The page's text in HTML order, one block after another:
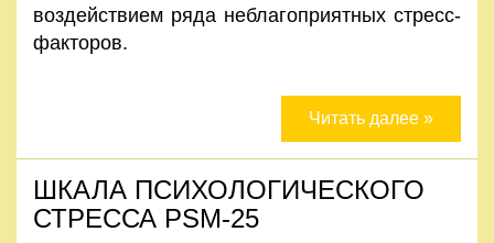
воздействием ряда неблагоприятных стресс-
факторов.
Читать далее »
ШКАЛА ПСИХОЛОГИЧЕСКОГО
СТРЕССА PSM-25